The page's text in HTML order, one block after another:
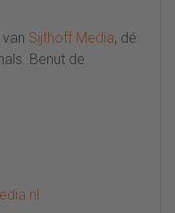
Sijthoff Media, dé
Benut de